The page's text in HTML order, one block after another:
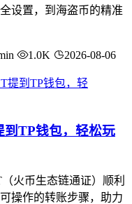
设置，到海盗币的精准
1.0K 2026-08-06
TP钱包，轻松玩
火币生态链通证）顺利
操作的转账步骤，助力